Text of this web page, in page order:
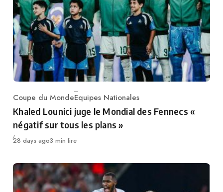
Category
Coupe du MondeEquipes Nationales
Khaled Lounici juge le Mondial des Fennecs «
négatif sur tous les plans »
Publié
28 days ago3 min lire